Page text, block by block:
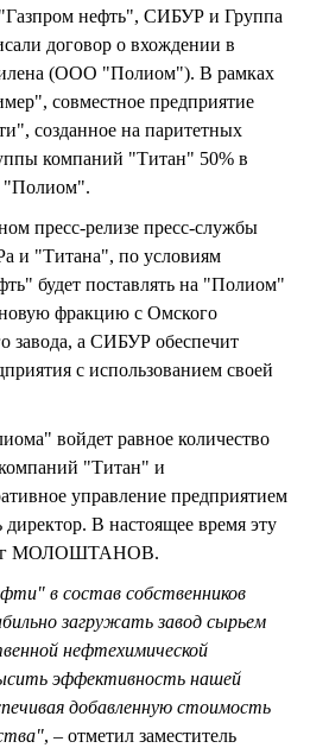
нефть", СИБУР и Группа
договор о вхождении в
(ООО "Полиом"). В рамках
совместное предприятие
созданное на паритетных
компаний "Титан" 50% в
"Полиом".
пресс-релизе пресс-службы
и "Титана", по условиям
будет поставлять на "Полиом"
фракцию с Омского
завода, а СИБУР обеспечит
с использованием своей
войдет равное количество
"Титан" и
управление предприятием
В настоящее время эту
МОЛОШТАНОВ.
в состав собственников
загружать завод сырьем
нефтехимической
эффективность нашей
добавленную стоимость
, – отметил заместитель